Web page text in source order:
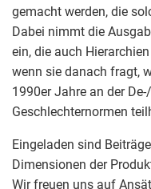
gemacht werden, die
Dabei nimmt die
ein, die auch
wenn sie danach fragt,
1990er Jahre an der
Geschlechternormen
Eingeladen sind
Dimensionen der
Wir freuen uns auf